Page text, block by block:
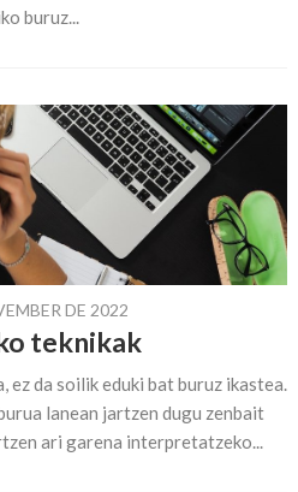
buruz...
DE 2022
teknikak
ez da soilik eduki bat buruz ikastea.
lanean jartzen dugu zenbait
ari garena interpretatzeko...